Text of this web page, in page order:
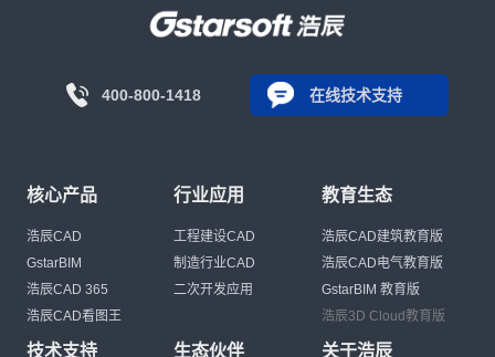
400-800-1418 在线技术支持
核心产品
浩辰CAD
GstarBIM
浩辰CAD 365
浩辰CAD看图王
行业应用
工程建设CAD
制造行业CAD
二次开发应用
教育生态
浩辰CAD建筑教育版
浩辰CAD电气教育版
GstarBIM 教育版
浩辰3D Cloud教育版
技术支持 生态伙伴 关于浩辰